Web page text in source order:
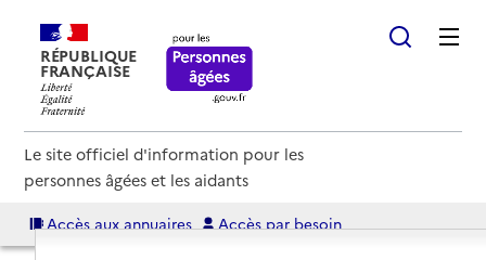
RÉPUBLIQUE
FRANÇAISE
Le site officiel d'information pour les
personnes âgées et les aidants
Accès aux annuaires Accès par besoin